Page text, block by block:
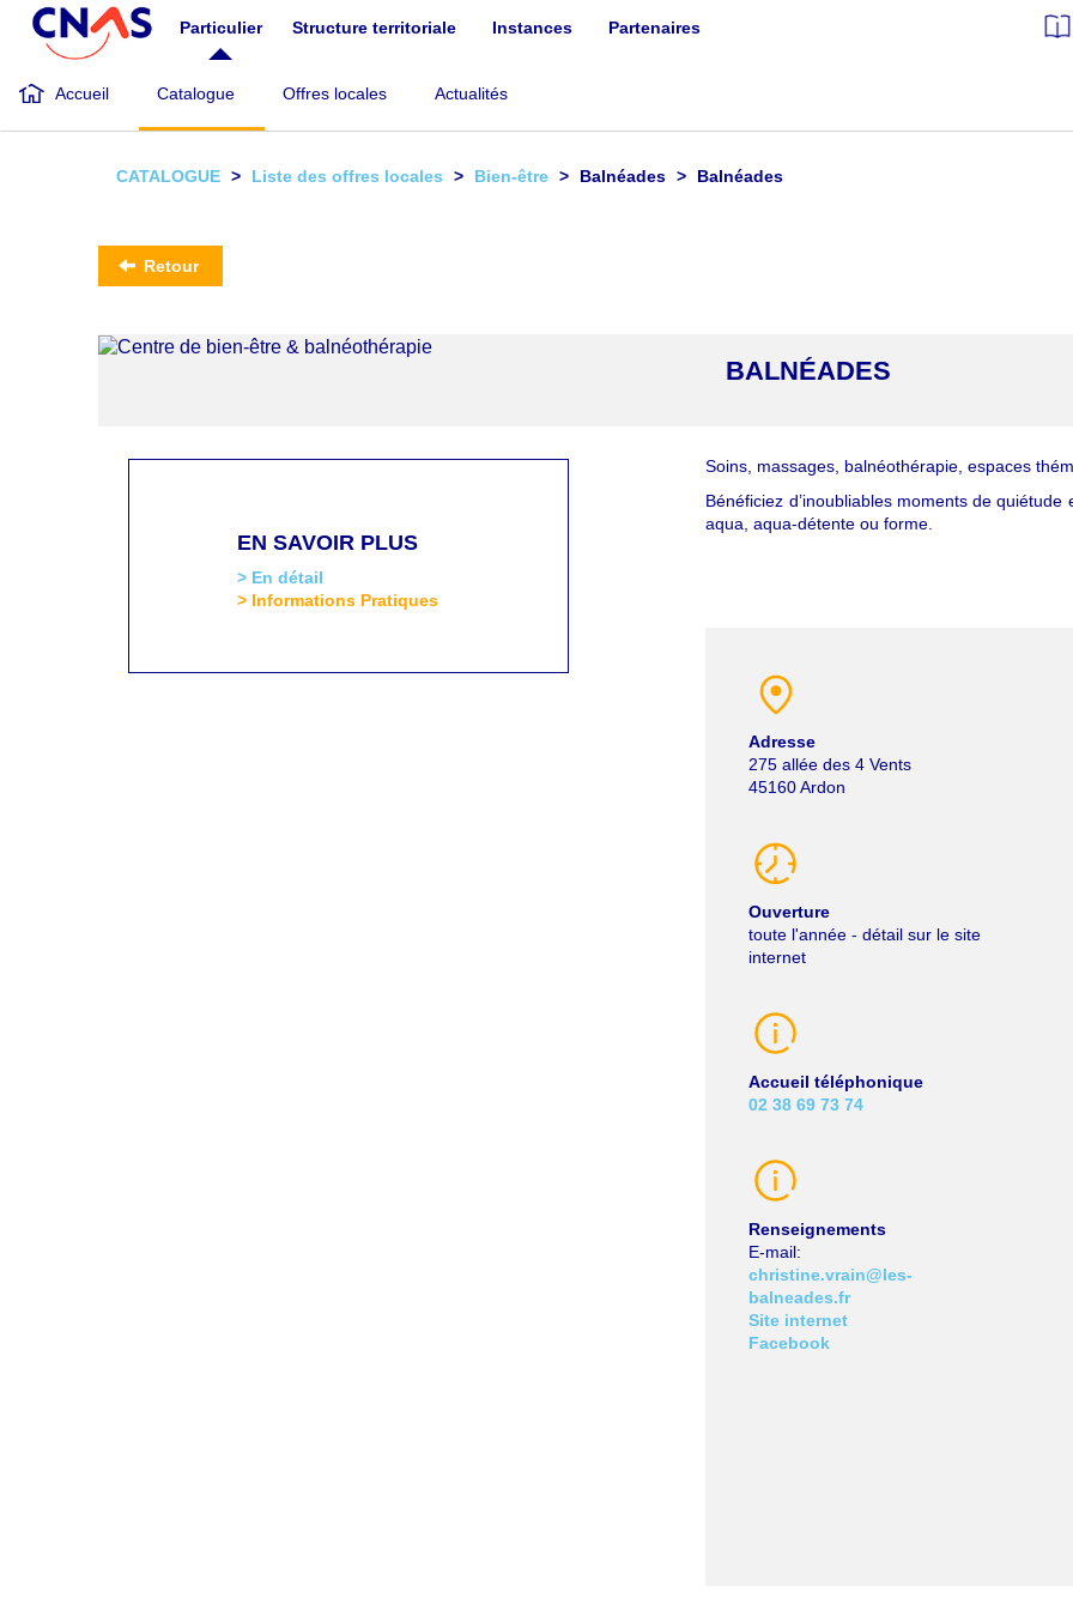
Aller
contenu
principal
Particulier Structure territoriale Instances Partenaires
Accueil Catalogue Offres locales Actualités
CATALOGUE Liste des offres locales Bien-être Balnéades Balnéades
Retour
BALNÉADES
EN SAVOIR PLUS
> En détail
> Informations Pratiques
Soins, massages, balnéothérapie, espaces
Bénéficiez d’inoubliables moments de
aqua, aqua-détente ou forme.
Adresse
275 allée des 4 Vents
45160 Ardon
Ouverture
toute l'année - détail sur le site
internet
Accueil téléphonique
02 38 69 73 74
Renseignements
E-mail
christine.vrain@les-
balneades.fr
Site internet
Facebook